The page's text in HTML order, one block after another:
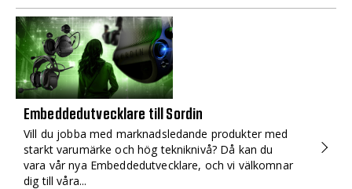
Embeddedutvecklare till Sordin
Vill du jobba med marknadsledande produkter med
starkt varumärke och hög tekniknivå? Då kan du
vara vår nya Embeddedutvecklare, och vi välkomnar
dig till våra...